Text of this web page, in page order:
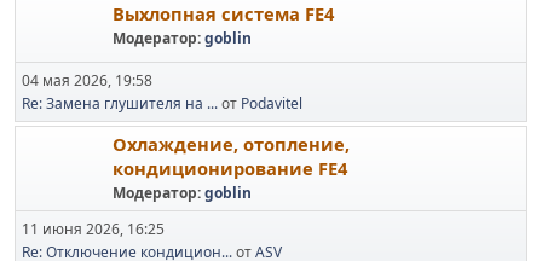
Выхлопная система FE4
Модератор:goblin
04 мая 2026, 19:58
Re: Замена глушителя на ...от Podavitel
Охлаждение, отопление,
кондиционирование FE4
Модератор:goblin
11 июня 2026, 16:25
Re: Отключение кондицион...отASV